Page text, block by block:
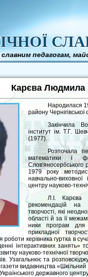
педагогам,
Карєва Людмила
Народилася
району Чернігівської
Закінчила
інститут ім. Т.Г.
(1977).
Розпочала
математики і
Слов'яносербського
1979 року
навчально-
центру науково-
Л.І. Карєва
рекомендацій на
творчості, які
області й за її
ники програм для
прикладної
керівника гуртка в
інтерактивних
науково-технічної
Узагальнює та
видавництва
державного